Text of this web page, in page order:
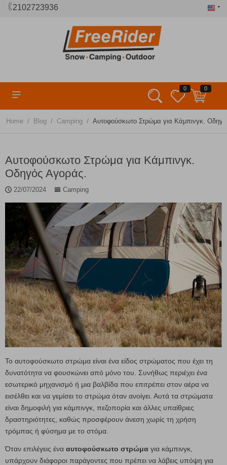
2102723936
0 0
Home / Blog / Camping / Αυτοφούσκωτο Στρώμα για Κάμπινγκ.
Αυτοφούσκωτο Στρώμα για Κάμπινγκ.
Οδηγός Αγοράς.
22/07/2024 Camping
Το αυτοφούσκωτο στρώμα είναι ένα είδος στρώματος που έχει τη
δυνατότητα να φουσκώνει από μόνο του. Συνήθως περιέχει ένα
εσωτερικό μηχανισμό ή μια βαλβίδα που επιτρέπει στον αέρα να
εισέλθει και να γεμίσει το στρώμα όταν ανοίγει. Αυτά τα στρώματα
είναι δημοφιλή για κάμπινγκ, πεζοπορία και άλλες υπαίθριες
δραστηριότητες, καθώς προσφέρουν άνεση χωρίς τη χρήση
τρόμπας ή φύσημα με το στόμα.
Όταν επιλέγεις ένα αυτοφούσκωτο στρώμα για κάμπινγκ,
υπάρχουν διάφοροι παράγοντες που πρέπει να λάβεις υπόψη για